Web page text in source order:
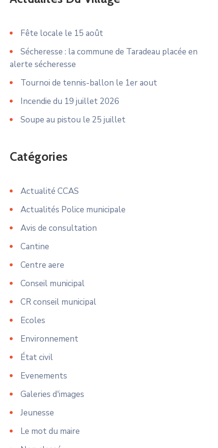
Fête locale le 15 août
Sécheresse : la commune de Taradeau placée en
alerte sécheresse
Tournoi de tennis-ballon le 1er aout
Incendie du 19 juillet 2026
Soupe au pistou le 25 juillet
Catégories
Actualité CCAS
Actualités Police municipale
Avis de consultation
Cantine
Centre aere
Conseil municipal
CR conseil municipal
Ecoles
Environnement
État civil
Evenements
Galeries d'images
Jeunesse
Le mot du maire